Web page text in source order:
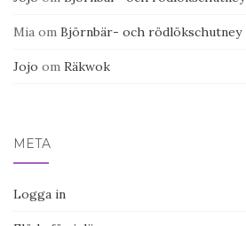
Mia om Björnbär- och rödlökschutney
Jojo om Räkwok
META
Logga in